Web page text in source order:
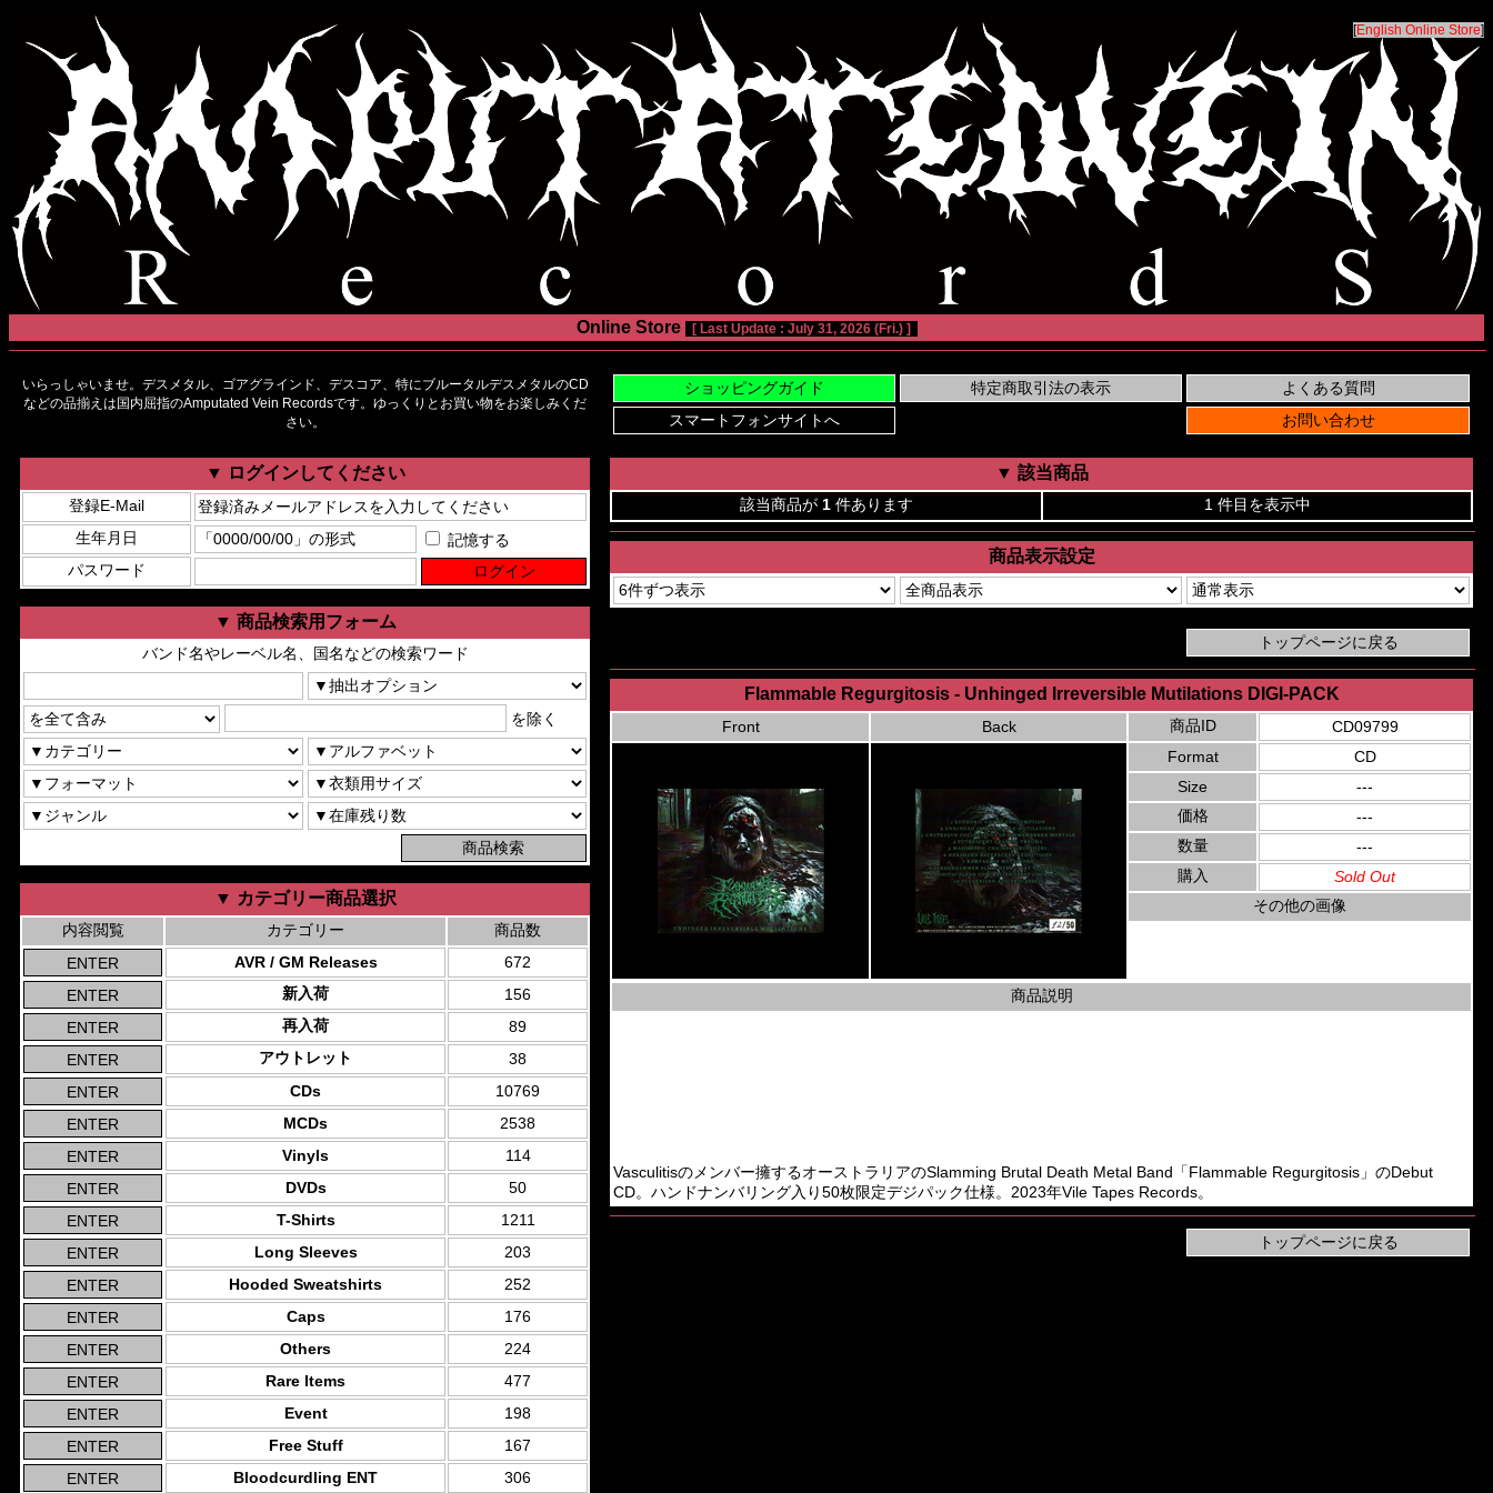
[English Online Store]
Online Store [ Last Update : July 31, 2026 (Fri.) ]
いらっしゃいませ。デスメタル、ゴアグラインド、デスコア、特にブルータルデスメタルのCD
などの品揃えは国内屈指のAmputated Vein Recordsです。ゆっくりとお買い物をお楽しみくだ
さい。
▼ ログインしてください
登録E-Mail
生年月日
記憶する
パスワード
▼ 商品検索用フォーム
バンド名やレーベル名、国名などの検索ワード
を除く
▼ カテゴリー商品選択
内容閲覧 カテゴリー
商品数
AVR / GM Releases
672
新入荷
156
再入荷
89
アウトレット
38
CDs
10769
MCDs
2538
Vinyls
114
DVDs
50
T-Shirts
1211
Long Sleeves
203
Hooded Sweatshirts
252
Caps
176
Others
224
Rare Items
477
Event
198
Free Stuff
167
Bloodcurdling ENT
306
▼ 該当商品
該当商品が 1 件あります 1 件目を表示中
商品表示設定
Flammable Regurgitosis - Unhinged Irreversible Mutilations DIGI-PACK
Front Back 商品ID
CD09799
Format
CD
Size
---
価格
---
数量
---
購入
Sold Out
その他の画像
商品説明
Vasculitisのメンバー擁するオーストラリアのSlamming Brutal Death Metal Band「Flammable Regurgitosis」のDebut
CD。ハンドナンバリング入り50枚限定デジパック仕様。2023年Vile Tapes Records。